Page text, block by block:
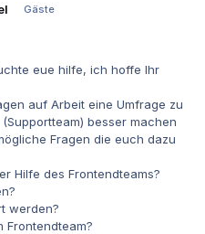
Gäste
eue hilfe, ich hoffe Ihr
auf Arbeit eine Umfrage zu
besser machen
Fragen die euch dazu
Hilfe des Frontendteams?
werden?
Frontendteam?